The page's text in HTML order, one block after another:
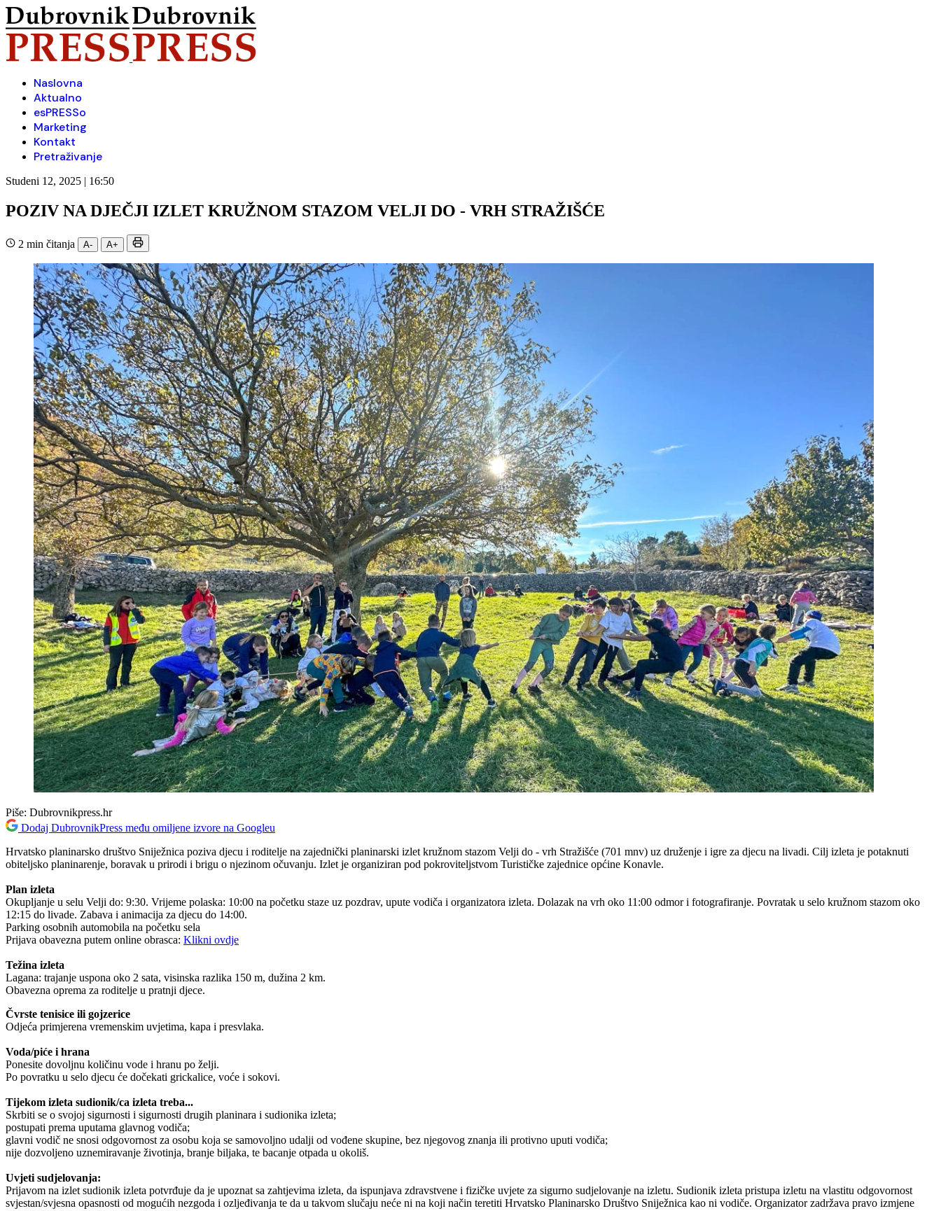
Naslovna
Aktualno
esPRESSo
Marketing
Kontakt
Pretraživanje
Studeni 12, 2025 | 16:50
POZIV NA DJEČJI IZLET KRUŽNOM STAZOM VELJI DO - VRH STRAŽIŠĆE
2 min čitanja A- A+
Piše: Dubrovnikpress.hr
Dodaj DubrovnikPress među omiljene izvore na Googleu
Hrvatsko planinarsko društvo Sniježnica poziva djecu i roditelje na zajednički planinarski izlet kružnom stazom Velji do - vrh Stražišće (701 mnv) uz druženje i igre za djecu na livadi. Cilj izleta je potaknuti
obiteljsko planinarenje, boravak u prirodi i brigu o njezinom očuvanju. Izlet je organiziran pod pokroviteljstvom Turističke zajednice općine Konavle.
Plan izleta
Okupljanje u selu Velji do: 9:30. Vrijeme polaska: 10:00 na početku staze uz pozdrav, upute vodiča i organizatora izleta. Dolazak na vrh oko 11:00 odmor i fotografiranje. Povratak u selo kružnom stazom oko
12:15 do livade. Zabava i animacija za djecu do 14:00.
Parking osobnih automobila na početku sela
Prijava obavezna putem online obrasca: Klikni ovdje
Težina izleta
Lagana: trajanje uspona oko 2 sata, visinska razlika 150 m, dužina 2 km.
Obavezna oprema za roditelje u pratnji djece.
Čvrste tenisice ili gojzerice
Odjeća primjerena vremenskim uvjetima, kapa i presvlaka.
Voda/piće i hrana
Ponesite dovoljnu količinu vode i hranu po želji.
Po povratku u selo djecu će dočekati grickalice, voće i sokovi.
Tijekom izleta sudionik/ca izleta treba...
Skrbiti se o svojoj sigurnosti i sigurnosti drugih planinara i sudionika izleta;
postupati prema uputama glavnog vodiča;
glavni vodič ne snosi odgovornost za osobu koja se samovoljno udalji od vođene skupine, bez njegovog znanja ili protivno uputi vodiča;
nije dozvoljeno uznemiravanje životinja, branje biljaka, te bacanje otpada u okoliš.
Uvjeti sudjelovanja:
Prijavom na izlet sudionik izleta potvrđuje da je upoznat sa zahtjevima izleta, da ispunjava zdravstvene i fizičke uvjete za sigurno sudjelovanje na izletu. Sudionik izleta pristupa izletu na vlastitu odgovornost
svjestan/svjesna opasnosti od mogućih nezgoda i ozljeđivanja te da u takvom slučaju neće ni na koji način teretiti Hrvatsko Planinarsko Društvo Sniježnica kao ni vodiče. Organizator zadržava pravo izmjene